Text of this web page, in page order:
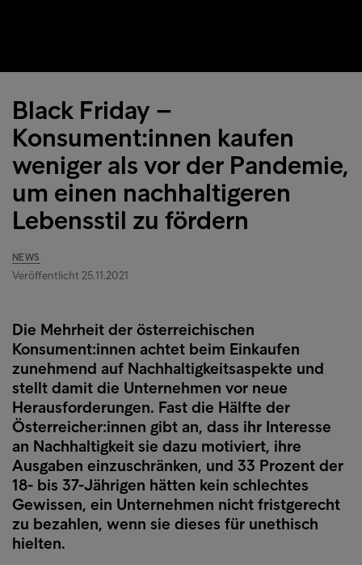
Black Friday –
Konsument:innen kaufen
weniger als vor der Pandemie,
um einen nachhaltigeren
Lebensstil zu fördern
NEWS
Veröffentlicht 25.11.2021
Die Mehrheit der österreichischen
Konsument:innen achtet beim Einkaufen
zunehmend auf Nachhaltigkeitsaspekte und
stellt damit die Unternehmen vor neue
Herausforderungen. Fast die Hälfte der
Österreicher:innen gibt an, dass ihr Interesse
an Nachhaltigkeit sie dazu motiviert, ihre
Ausgaben einzuschränken, und 33 Prozent der
18- bis 37-Jährigen hätten kein schlechtes
Gewissen, ein Unternehmen nicht fristgerecht
zu bezahlen, wenn sie dieses für unethisch
hielten.